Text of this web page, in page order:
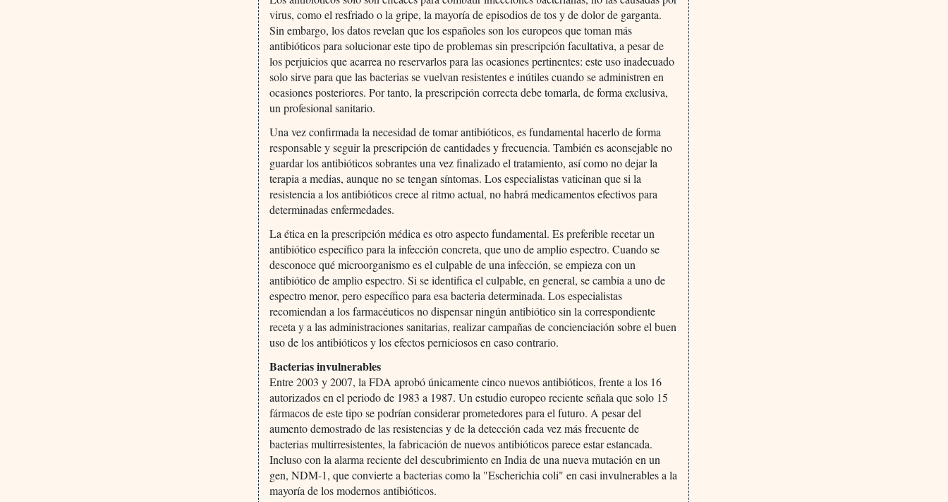
virus, como el resfriado o la gripe, la mayoría de episodios de tos y de dolor de garganta.
Sin embargo, los datos revelan que los españoles son los europeos que toman más
antibióticos para solucionar este tipo de problemas sin prescripción facultativa, a pesar de
los perjuicios que acarrea no reservarlos para las ocasiones pertinentes: este uso inadecuado
solo sirve para que las bacterias se vuelvan resistentes e inútiles cuando se administren en
ocasiones posteriores. Por tanto, la prescripción correcta debe tomarla, de forma exclusiva,
un profesional sanitario.
Una vez confirmada la necesidad de tomar antibióticos, es fundamental hacerlo de forma
responsable y seguir la prescripción de cantidades y frecuencia. También es aconsejable no
guardar los antibióticos sobrantes una vez finalizado el tratamiento, así como no dejar la
terapia a medias, aunque no se tengan síntomas. Los especialistas vaticinan que si la
resistencia a los antibióticos crece al ritmo actual, no habrá medicamentos efectivos para
determinadas enfermedades.
La ética en la prescripción médica es otro aspecto fundamental. Es preferible recetar un
antibiótico específico para la infección concreta, que uno de amplio espectro. Cuando se
desconoce qué microorganismo es el culpable de una infección, se empieza con un
antibiótico de amplio espectro. Si se identifica el culpable, en general, se cambia a uno de
espectro menor, pero específico para esa bacteria determinada. Los especialistas
recomiendan a los farmacéuticos no dispensar ningún antibiótico sin la correspondiente
receta y a las administraciones sanitarias, realizar campañas de concienciación sobre el buen
uso de los antibióticos y los efectos perniciosos en caso contrario.
Bacterias invulnerables
Entre 2003 y 2007, la FDA aprobó únicamente cinco nuevos antibióticos, frente a los 16
autorizados en el periodo de 1983 a 1987. Un estudio europeo reciente señala que solo 15
fármacos de este tipo se podrían considerar prometedores para el futuro. A pesar del
aumento demostrado de las resistencias y de la detección cada vez más frecuente de
bacterias multirresistentes, la fabricación de nuevos antibióticos parece estar estancada.
Incluso con la alarma reciente del descubrimiento en India de una nueva mutación en un
gen, NDM-1, que convierte a bacterias como la "Escherichia coli" en casi invulnerables a la
mayoría de los modernos antibióticos.